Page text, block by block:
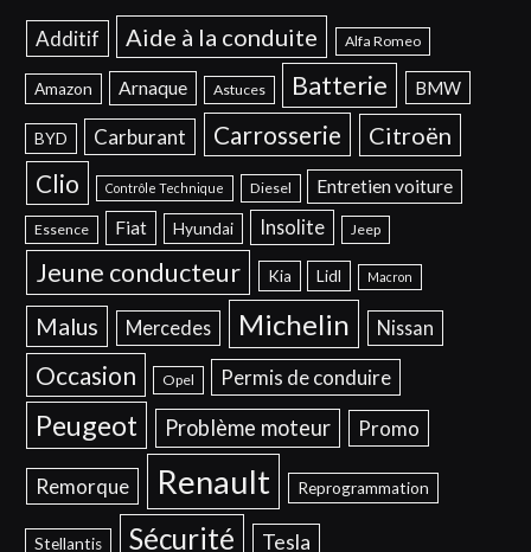
Additif Aide à la conduite Alfa Romeo
Amazon Arnaque Astuces Batterie BMW
BYD Carburant Carrosserie Citroën
Clio Contrôle Technique Diesel Entretien voiture
Essence Fiat Hyundai Insolite Jeep
Jeune conducteur Kia Lidl Macron
Malus Mercedes Michelin Nissan
Occasion Opel Permis de conduire
Peugeot Problème moteur Promo
Remorque Renault Reprogrammation
Stellantis Sécurité Tesla